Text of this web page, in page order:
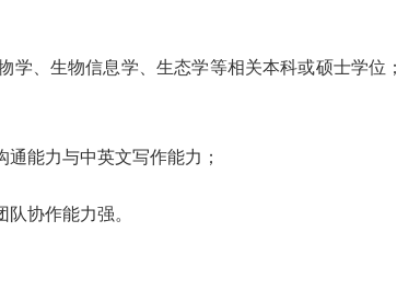
学、生物信息学、生态学等相关本科或硕士学
能力与中英文写作能力；
协作能力强。